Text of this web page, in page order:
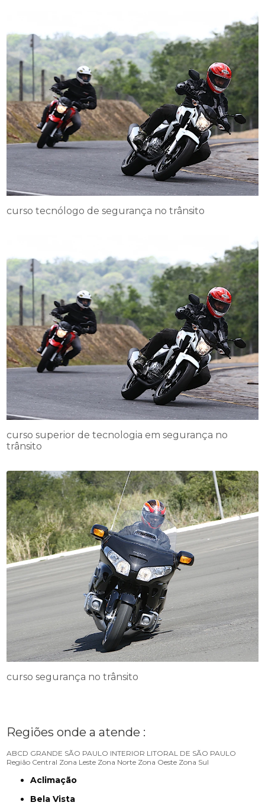
curso tecnólogo de segurança no trânsito
curso superior de tecnologia em segurança no
trânsito
curso segurança no trânsito
Regiões onde a atende :
ABCD GRANDE SÃO PAULO INTERIOR LITORAL DE SÃO PAULO
Região Central Zona Leste Zona Norte Zona Oeste Zona Sul
Aclimação
Bela Vista